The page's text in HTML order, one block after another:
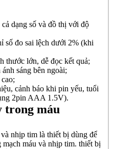
dạng số và đồ thị với độ
số đo sai lệch dưới 2% (khi
thước lớn, dễ đọc kết quả;
sáng bên ngoài;
cảnh báo khi pin yếu, tuổi
2pin AAA 1.5V).
trong máu
nhịp tim là thiết bị dùng để
máu và nhịp tim. thiết bị